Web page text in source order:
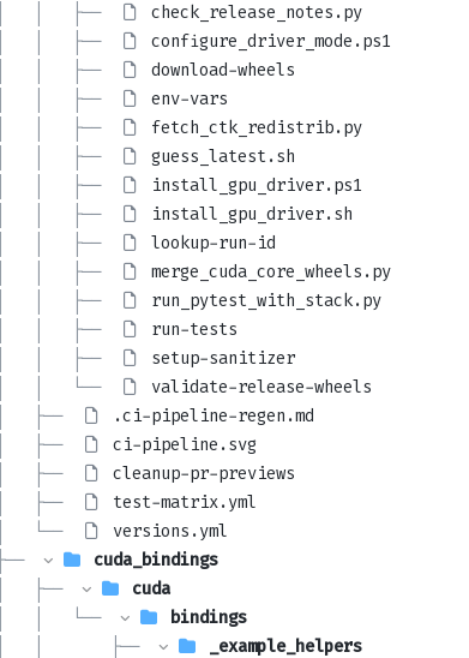
│   │   ├──
check_release_notes.py
│   │   ├──
configure_driver_mode.ps1
│   │   ├──
download-wheels
│   │   ├──
env-vars
│   │   ├──
fetch_ctk_redistrib.py
│   │   ├──
guess_latest.sh
│   │   ├──
install_gpu_driver.ps1
│   │   ├──
install_gpu_driver.sh
│   │   ├──
lookup-run-id
│   │   ├──
merge_cuda_core_wheels.py
│   │   ├──
run_pytest_with_stack.py
│   │   ├──
run-tests
│   │   ├──
setup-sanitizer
│   │   └──
validate-release-wheels
│   ├──
.ci-pipeline-regen.md
│   ├──
ci-pipeline.svg
│   ├──
cleanup-pr-previews
│   ├──
test-matrix.yml
│   └──
versions.yml
├──
cuda_bindings
│   ├──
cuda
│   │   └──
bindings
│   │       ├──
_example_helpers